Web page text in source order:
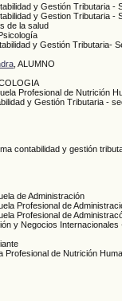
y Gestión Tributaria -
y Gestion Tributaria -
de la salud
Psicología
y Gestión Tributaria-
, ALUMNO
Profesional de Nutrición
y Gestión Tributaria -
contabilidad y gestión
de Administración
Profesional de
Profesional de
y Negocios Internacionales
Profesional de Nutrición